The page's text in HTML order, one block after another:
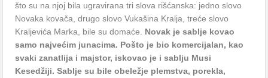
što su na njoj bila ugravirana tri slova rišćanska: jedno slovo
Novaka kovača, drugo slovo Vukašina Kralja, treće slovo
Kraljevića Marka, bile su domaće. Novak je sablje kovao
samo najvećim junacima. Pošto je bio komercijalan, kao
svaki zanatlija i majstor, iskovao je i sablju Musi
Kesedžiji. Sablje su bile obeležje plemstva, porekla,